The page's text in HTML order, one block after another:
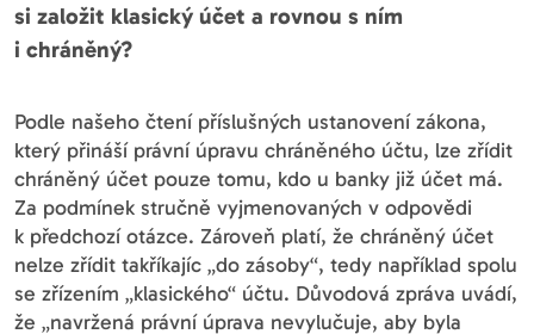
si založit klasický účet a rovnou s ním
i chráněný?
Podle našeho čtení příslušných ustanovení zákona,
který přináší právní úpravu chráněného účtu, lze zřídit
chráněný účet pouze tomu, kdo u banky již účet má.
Za podmínek stručně vyjmenovaných v odpovědi
k předchozí otázce. Zároveň platí, že chráněný účet
nelze zřídit takříkajíc „do zásoby“, tedy například spolu
se zřízením „klasického“ účtu. Důvodová zpráva uvádí,
že „navržená právní úprava nevylučuje, aby byla